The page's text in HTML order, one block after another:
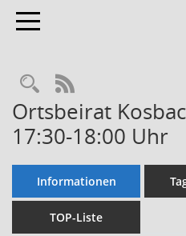
Toggle navigation
RSS-Feed
Ortsbeirat
17:30-18:00 Uhr
Informationen
TOP-Liste